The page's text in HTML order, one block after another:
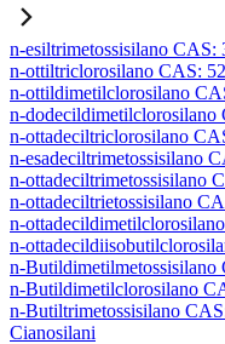
n-esiltrimetossisilano CAS:
n-ottiltriclorosilano CAS:
n-ottildimetilclorosilano
n-dodecildimetilclorosilano
n-ottadeciltriclorosilano
n-esadeciltrimetossisilano
n-ottadeciltrimetossisilano
n-ottadeciltrietossisilano
n-
n-
n-Butildimetilmetossisilano
n-Butildimetilclorosilano
n-Butiltrimetossisilano
Cianosilani